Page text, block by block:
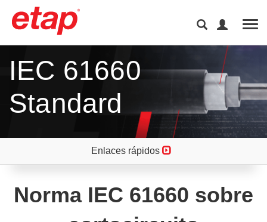
IEC 61660
Standard
Enlaces rápidos
Norma IEC 61660 sobre